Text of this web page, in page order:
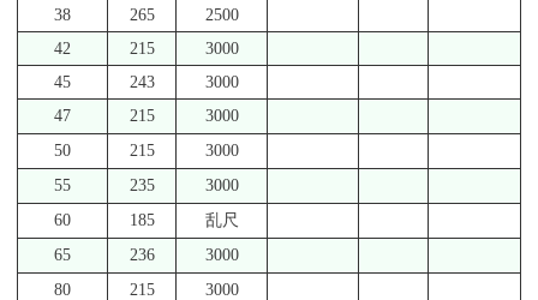
38
265
2500
42
215
3000
45
243
3000
47
215
3000
50
215
3000
55
235
3000
60
185
乱尺
65
236
3000
80
215
3000